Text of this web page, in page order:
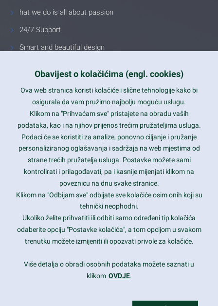
hat we do is all about passion
24/7 Support
Smart and beautiful design
Latest trends and much more...
Contact Info
1600 Amphitheatre Parkway, Mountain View, CA 94043
prothemes.net@gmail.com
Daily: 9:00 am - 6:00 pm
Sunday: Closed
Copyright 2017FRESHFACE© All Rights Reserved
Obavijest o kolačićima (engl. cookies)
Ova web stranica koristi kolačiće i slične tehnologije kako bi
osigurala da vam pružimo najbolju moguću uslugu.
Klikom na "Prihvaćam sve" pristajete na obradu vaših
podataka, kao i na njihov prijenos trećim pružateljima usluga.
Podaci će se koristiti za analize, ponovno ciljanje i pružanje
personaliziranog oglašavanja i sadržaja na web mjestima od
strane trećih pružatelja usluga. Postavke možete sami
kontrolirati i prilagođavati, pa i kasnije mijenjati klikom na
poveznicu na dnu svake stranice.
Klikom na "Odbijam sve" odbijate sve kolačiće osim onih koji su
tehnički neophodni.
Ukoliko želite prihvatiti ili odbiti samo određeni tip kolačića
odaberite opciju "Postavke kolačića", a tom opcijom u svakom
trenutku možete izmijeniti ili opozvati privole za kolačiće.
Više detalja o obradi osobnih podataka možete saznati u
klikom OVDJE.